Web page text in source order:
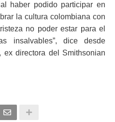
haber podido participar en
la cultura colombiana con
no poder estar para el
insalvables”, dice desde
ex directora del Smithsonian